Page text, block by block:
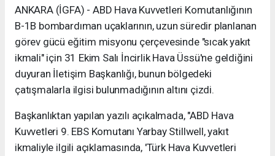
ANKARA (İGFA) - ABD Hava Kuvvetleri Komutanlığının
B-1B bombardıman uçaklarının, uzun süredir planlanan
görev gücü eğitim misyonu çerçevesinde "sıcak yakıt
ikmali" için 31 Ekim Salı İncirlik Hava Üssü'ne geldiğini
duyuran İletişim Başkanlığı, bunun bölgedeki
çatışmalarla ilgisi bulunmadığının altını çizdi.
Başkanlıktan yapılan yazılı açıkalmada, "ABD Hava
Kuvvetleri 9. EBS Komutanı Yarbay Stillwell, yakıt
ikmaliyle ilgili açıklamasında, 'Türk Hava Kuvvetleri